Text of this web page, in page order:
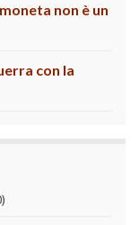
non è un
con la